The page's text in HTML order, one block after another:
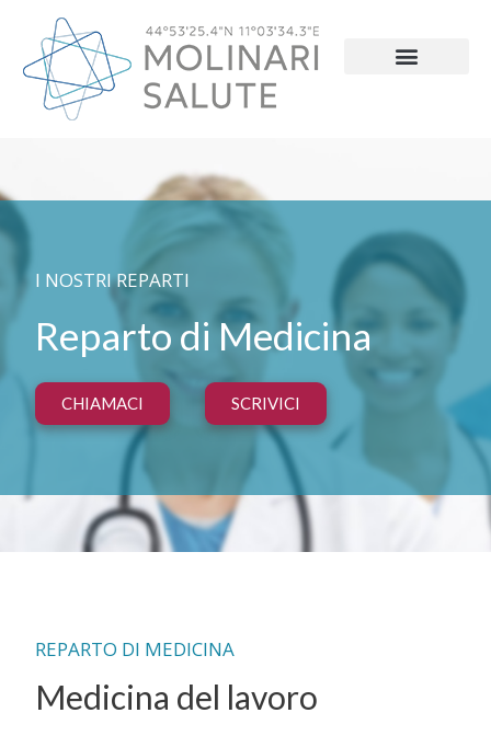
I NOSTRI REPARTI
Reparto di Medicina
CHIAMACI SCRIVICI
REPARTO DI MEDICINA
Medicina del lavoro